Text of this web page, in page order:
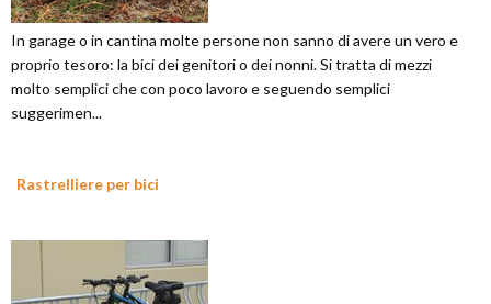
In garage o in cantina molte persone non sanno di avere un vero e
proprio tesoro: la bici dei genitori o dei nonni. Si tratta di mezzi
molto semplici che con poco lavoro e seguendo semplici
suggerimen...
Rastrelliere per bici